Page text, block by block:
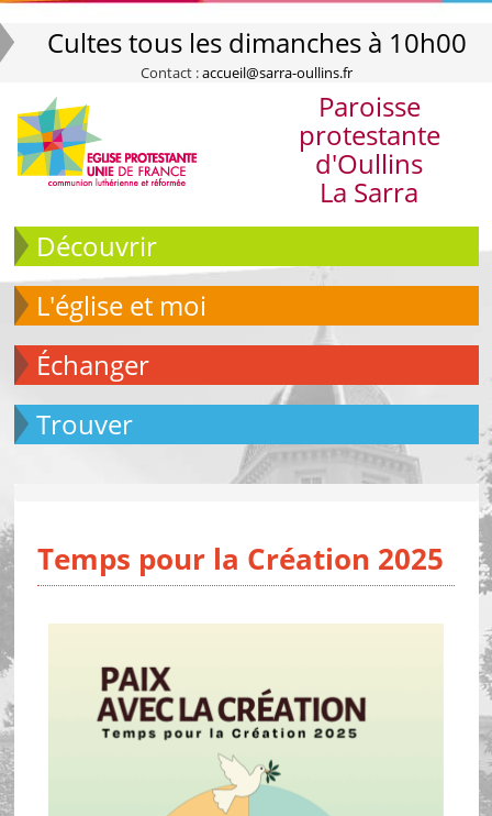
Cultes tous les dimanches à 10h00
Contact :accueil@sarra-oullins.fr
Paroisse
protestante
d'Oullins
La Sarra
Découvrir
L'église et moi
échanger
Trouver
Temps pour la Création 2025